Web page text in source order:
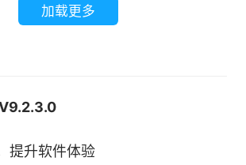
电脑客户端
加载更多
升软件体验